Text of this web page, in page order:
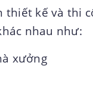
thiết kế và thi
nhau như:
xưởng